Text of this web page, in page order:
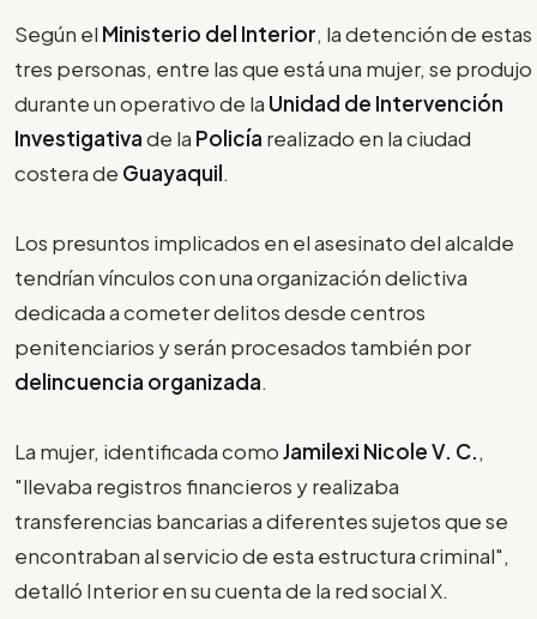
Según el Ministerio del Interior, la detención de estas
tres personas, entre las que está una mujer, se produjo
durante un operativo de la Unidad de Intervención
Investigativade la Policía realizado en la ciudad
costera de Guayaquil.
Los presuntos implicados en el asesinato del alcalde
tendrían vínculos con una organización delictiva
dedicada a cometer delitos desde centros
penitenciarios y serán procesados también por
delincuencia organizada.
La mujer, identificada comoJamilexi Nicole V. C.,
"llevaba registros financieros y realizaba
transferencias bancarias a diferentes sujetos que se
encontraban al servicio de esta estructura criminal",
detalló Interior en su cuenta de la red social X.